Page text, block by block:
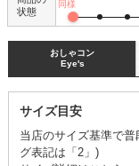
状態
同様
おしゃコン
Eye's
サイズ目安
当店のサイズ基準で
グ表記は「2」)